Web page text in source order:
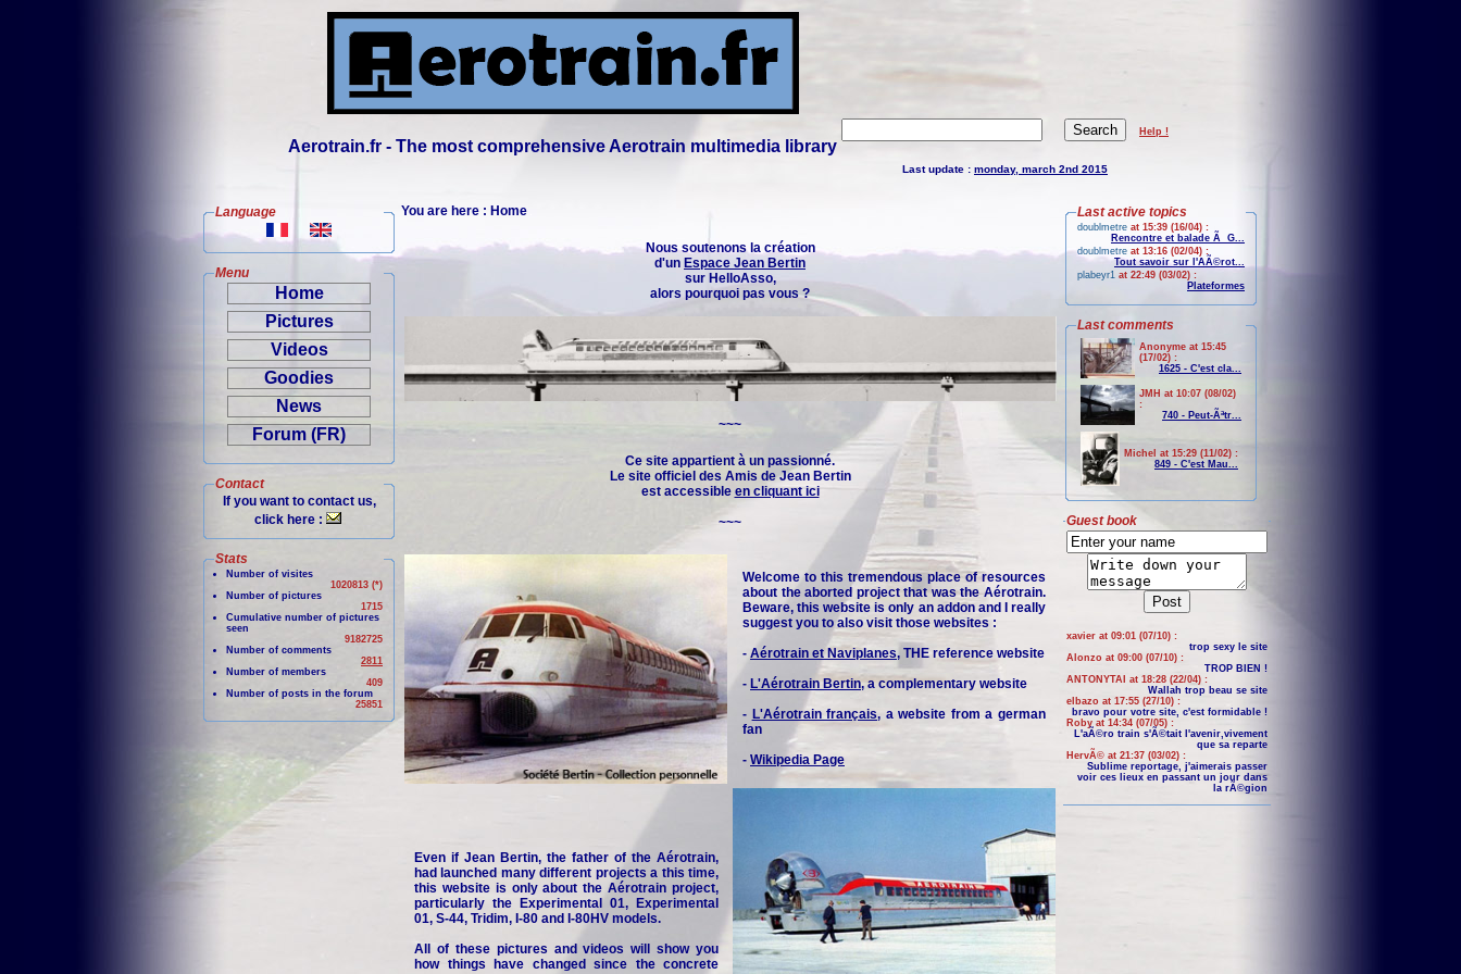
Aerotrain.fr - The most comprehensive Aerotrain multimedia library
Help !
Last update : monday, march 2nd 2015
Language
Menu
Home
Pictures
Videos
Goodies
News
Forum (FR)
Contact
If you want to contact us,
click here :
Stats
Number of visites
1020813 (*)
Number of pictures
1715
Cumulative number of pictures
seen
9182725
Number of comments
2811
Number of members
409
Number of posts in the forum
25851
You are here : Home
Nous soutenons la création
d'un Espace Jean Bertin
sur HelloAsso,
alors pourquoi pas vous ?
~~~
Ce site appartient à un passionné.
Le site officiel des Amis de Jean Bertin
est accessible en cliquant ici
~~~
Welcome to this tremendous place of resources
about the aborted project that was the Aérotrain.
Beware, this website is only an addon and I really
suggest you to also visit those websites :
- Aérotrain et Naviplanes, THE reference website
- L'Aérotrain Bertin, a complementary website
- L'Aérotrain français, a website from a german
fan
- Wikipedia Page
Even if Jean Bertin, the father of the Aérotrain,
had launched many different projects a this time,
this website is only about the Aérotrain project,
particularly the Experimental 01, Experimental
01, S-44, Tridim, I-80 and I-80HV models.
All of these pictures and videos will show you
how things have changed since the concrete
Last active topics
doublmetre at 15:39 (16/04) :
Rencontre et balade Ã G...
doublmetre at 13:16 (02/04) :
Tout savoir sur l'AÃ©rot...
plabeyr1 at 22:49 (03/02) :
Plateformes
Last comments
Anonyme at 15:45
(17/02) :
1625 - C'est cla...
JMH at 10:07 (08/02)
:
740 - Peut-Ãªtr...
Michel at 15:29 (11/02) :
849 - C'est Mau...
Guest book
xavier at 09:01 (07/10) :
trop sexy le site
Alonzo at 09:00 (07/10) :
TROP BIEN !
ANTONYTAI at 18:28 (22/04) :
Wallah trop beau se site
elbazo at 17:55 (27/10) :
bravo pour votre site, c'est formidable !
Roby at 14:34 (07/05) :
L'aÃ©ro train s'Ã©tait l'avenir,vivement
que sa reparte
HervÃ© at 21:37 (03/02) :
Sublime reportage, j'aimerais passer
voir ces lieux en passant un jour dans
la rÃ©gion